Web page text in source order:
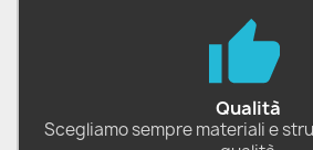
Qualità
Scegliamo sempre materiali e